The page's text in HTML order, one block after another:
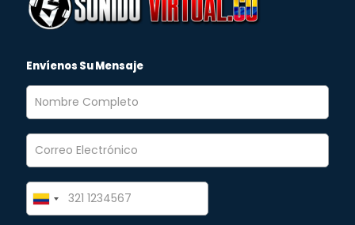
Envíenos Su Mensaje